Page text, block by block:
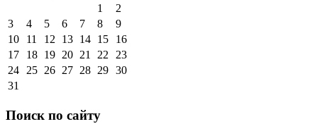
1
2
3
4 5 6 7 8
9
10
11 12 13 14 15
16
17
18 19 20 21 22
23
24
25 26 27 28 29 30
31
Поиск по сайту